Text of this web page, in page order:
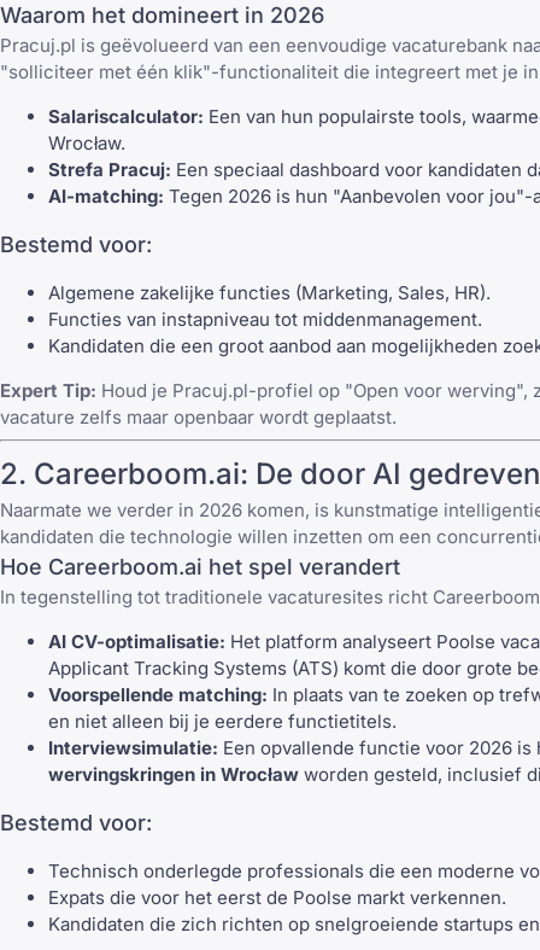
Waarom het domineert in 2026
Pracuj.pl is geëvolueerd van een eenvoudige vacaturebank
"solliciteer met één klik"-functionaliteit die integreert met je
Salariscalculator: Een van hun populairste tools,
Wrocław.
Strefa Pracuj: Een speciaal dashboard voor kandidaten
AI-matching: Tegen 2026 is hun "Aanbevolen voor
Bestemd voor:
Algemene zakelijke functies (Marketing, Sales, HR).
Functies van instapniveau tot middenmanagement.
Kandidaten die een groot aanbod aan mogelijkheden
Expert Tip: Houd je Pracuj.pl-profiel op "Open voor werving",
vacature zelfs maar openbaar wordt geplaatst.
2. Careerboom.ai: De door AI
Naarmate we verder in 2026 komen, is kunstmatige
kandidaten die technologie willen inzetten om een
Hoe Careerboom.ai het spel verandert
In tegenstelling tot traditionele vacaturesites richt
AI CV-optimalisatie: Het platform analyseert Poolse
Applicant Tracking Systems (ATS) komt die door grote
Voorspellende matching: In plaats van te zoeken op
en niet alleen bij je eerdere functietitels.
Interviewsimulatie: Een opvallende functie voor 2026
wervingskringen in Wrocław worden gesteld, inclusief
Bestemd voor:
Technisch onderlegde professionals die een moderne
Expats die voor het eerst de Poolse markt verkennen.
Kandidaten die zich richten op snelgroeiende startups